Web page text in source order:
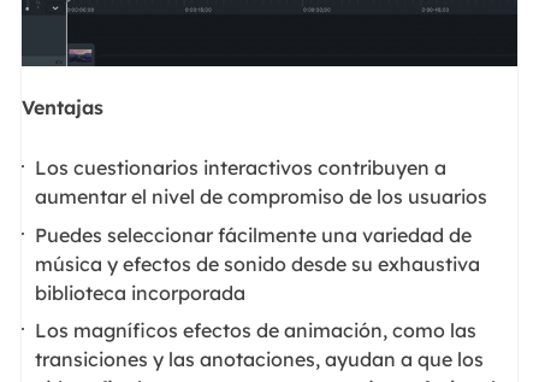
Ventajas
Los cuestionarios interactivos contribuyen a
aumentar el nivel de compromiso de los usuarios
Puedes seleccionar fácilmente una variedad de
música y efectos de sonido desde su exhaustiva
biblioteca incorporada
Los magníficos efectos de animación, como las
transiciones y las anotaciones, ayudan a que los